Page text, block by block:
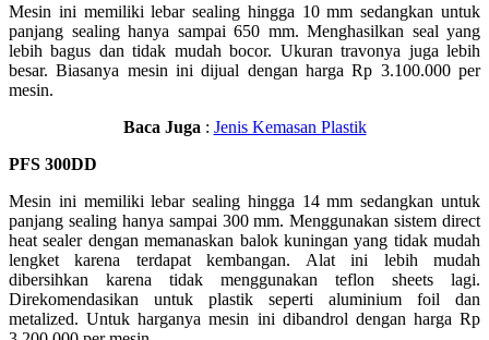
Mesin ini memiliki lebar sealing hingga 10 mm sedangkan untuk
panjang sealing hanya sampai 650 mm. Menghasilkan seal yang
lebih bagus dan tidak mudah bocor. Ukuran travonya juga lebih
besar. Biasanya mesin ini dijual dengan harga Rp 3.100.000 per
mesin.
Baca Juga : Jenis Kemasan Plastik
PFS 300DD
Mesin ini memiliki lebar sealing hingga 14 mm sedangkan untuk
panjang sealing hanya sampai 300 mm. Menggunakan sistem direct
heat sealer dengan memanaskan balok kuningan yang tidak mudah
lengket karena terdapat kembangan. Alat ini lebih mudah
dibersihkan karena tidak menggunakan teflon sheets lagi.
Direkomendasikan untuk plastik seperti aluminium foil dan
metalized. Untuk harganya mesin ini dibandrol dengan harga Rp